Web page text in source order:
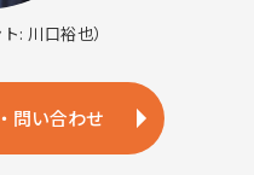
: 川口裕也）
問い合わせ